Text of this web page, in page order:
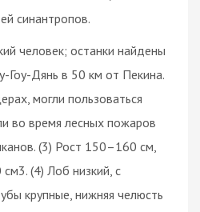
синантропов.
человек; останки найдены
Гоу-Дянь в 50 км от Пекина.
могли пользоваться
во время лесных пожаров
(3) Рост 150–160 см,
(4) Лоб низкий, с
крупные, нижняя челюсть